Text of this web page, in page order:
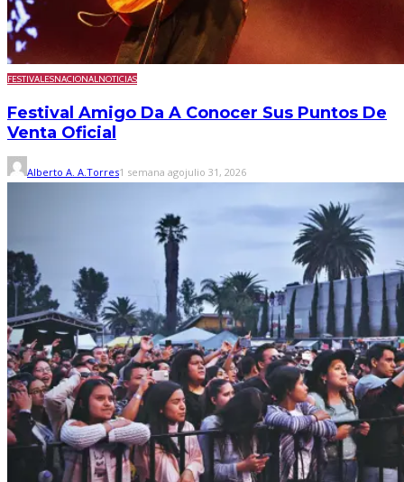
FESTIVALESNACIONALNOTICIAS
Festival Amigo Da A Conocer Sus Puntos De
Venta Oficial
Alberto A. A.Torres1 semana agojulio 31, 2026